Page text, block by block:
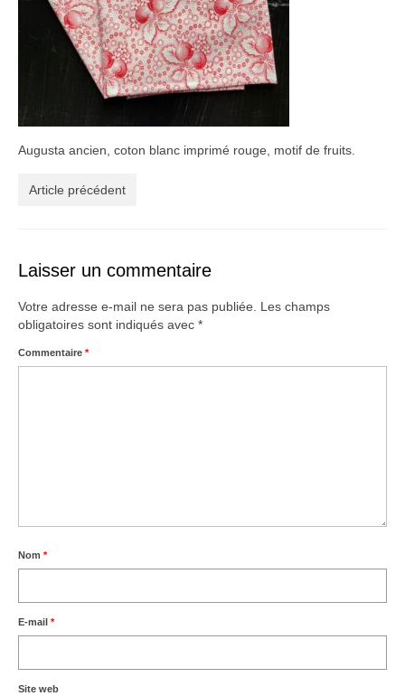
Mercerie
Dressing
Ephemera
Créations
À propos
Blog
Galerie
Augusta ancien, coton blanc imprimé rouge, motif de fruits.
Article précédent
Laisser un commentaire
Votre adresse e-mail ne sera pas publiée.
Les champs
obligatoires sont indiqués avec *
Commentaire *
Nom *
E-mail *
Site web